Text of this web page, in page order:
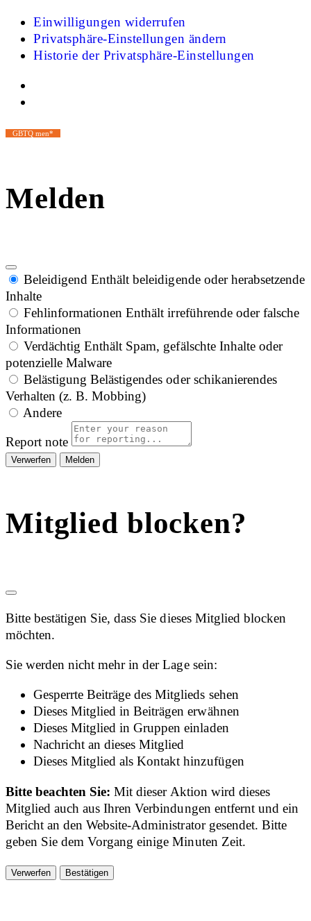
Einwilligungen widerrufen
Privatsphäre-Einstellungen ändern
Historie der Privatsphäre-Einstellungen
GBTQ men*
Melden
Beleidigend Enthält beleidigende oder herabsetzende
Inhalte
Fehlinformationen Enthält irreführende oder falsche
Informationen
Verdächtig Enthält Spam, gefälschte Inhalte oder
potenzielle Malware
Belästigung Belästigendes oder schikanierendes
Verhalten (z. B. Mobbing)
Andere
Report note
Melden
Mitglied blocken?
Bitte bestätigen Sie, dass Sie dieses Mitglied blocken
möchten.
Sie werden nicht mehr in der Lage sein:
Gesperrte Beiträge des Mitglieds sehen
Dieses Mitglied in Beiträgen erwähnen
Dieses Mitglied in Gruppen einladen
Nachricht an dieses Mitglied
Dieses Mitglied als Kontakt hinzufügen
Bitte beachten Sie:Mit dieser Aktion wird dieses
Mitglied auch aus Ihren Verbindungen entfernt und ein
Bericht an den Website-Administrator gesendet. Bitte
geben Sie dem Vorgang einige Minuten Zeit.
Bestätigen